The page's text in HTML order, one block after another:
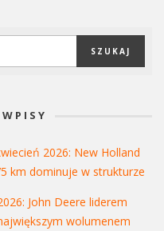
2026: New Holland
km dominuje w strukturze
John Deere liderem
wolumenem